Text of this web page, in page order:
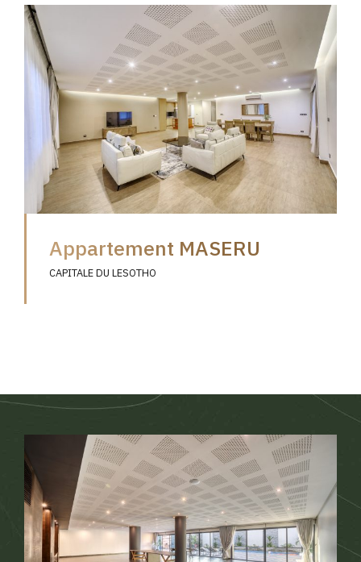
Appartement MASERU
CAPITALE DU LESOTHO